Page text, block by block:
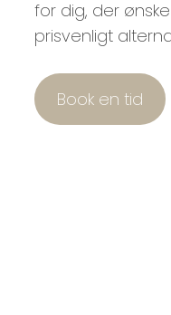
for dig, der
prisvenligt
Book en tid